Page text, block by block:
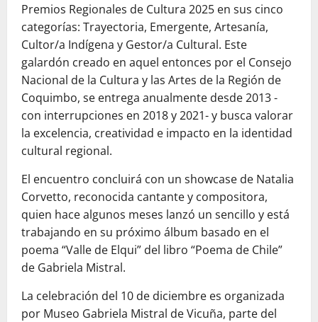
Premios Regionales de Cultura 2025 en sus cinco
categorías: Trayectoria, Emergente, Artesanía,
Cultor/a Indígena y Gestor/a Cultural. Este
galardón creado en aquel entonces por el Consejo
Nacional de la Cultura y las Artes de la Región de
Coquimbo, se entrega anualmente desde 2013 -
con interrupciones en 2018 y 2021- y busca valorar
la excelencia, creatividad e impacto en la identidad
cultural regional.
El encuentro concluirá con un showcase de Natalia
Corvetto, reconocida cantante y compositora,
quien hace algunos meses lanzó un sencillo y está
trabajando en su próximo álbum basado en el
poema “Valle de Elqui” del libro “Poema de Chile”
de Gabriela Mistral.
La celebración del 10 de diciembre es organizada
por Museo Gabriela Mistral de Vicuña, parte del